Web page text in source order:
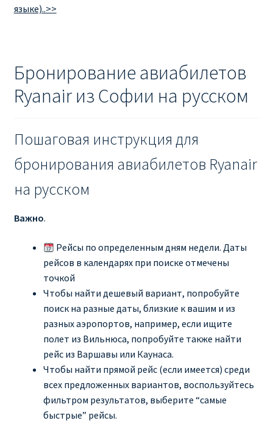
языке)..>>
Бронирование авиабилетов
Ryanair из Софии на русском
Пошаговая инструкция для
бронирования авиабилетов Ryanair
на русском
Важно.
Рейсы по определенным дням недели. Даты
рейсов в календарях при поиске отмечены
точкой
Чтобы найти дешевый вариант, попробуйте
поиск на разные даты, близкие к вашим и из
разных аэропортов, например, если ищите
полет из Вильнюса, попробуйте также найти
рейс из Варшавы или Каунаса.
Чтобы найти прямой рейс (если имеется) среди
всех предложенных вариантов, воспользуйтесь
фильтром результатов, выберите “самые
быстрые” рейсы.